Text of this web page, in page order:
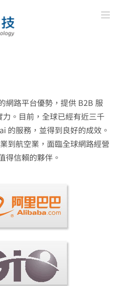
網路平台優勢，提供 B2B 服
。目前，全球已經有近三千
的服務，並得到良好的成效。
到航空業，面臨全球網路經營
得信賴的夥伴。